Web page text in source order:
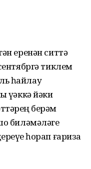
еренән ситтә
тиклем
һайлау
йәки
берҙәм
биләмәләге
һорап ғариза